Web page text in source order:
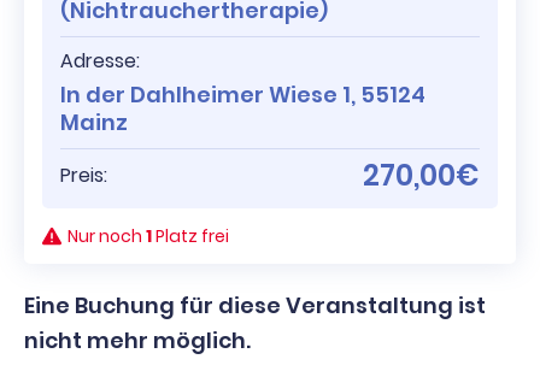
(Nichtrauchertherapie)
Adresse:
In der Dahlheimer Wiese 1, 55124
Mainz
Preis: 270,00€
Nur noch 1Platz frei
Eine Buchung für diese Veranstaltung ist
nicht mehr möglich.